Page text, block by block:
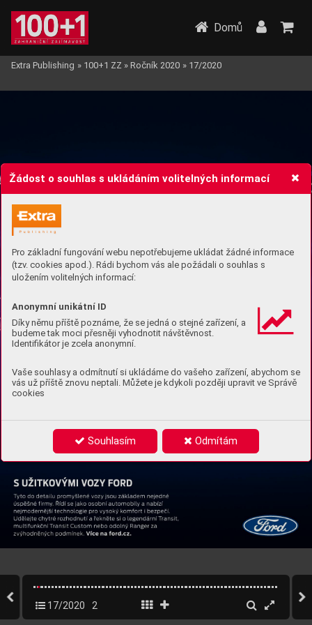
Žádost o souhlas s ukládáním volitelných informací
Pro základní fungování webu nepotřebujeme ukládat žádné informace
(tzv. cookies apod.). Rádi bychom vás ale požádali o souhlas s
uložením volitelných informací:
Anonymní unikátní ID
Díky němu příště poznáme, že se jedná o stejné zařízení, a
budeme tak moci přesněji vyhodnotit návštěvnost.
Identifikátor je zcela anonymní.
Vaše souhlasy a odmítnutí si ukládáme do vašeho zařízení, abychom se
vás už příště znovu neptali. Můžete je kdykoli později upravit ve Správě
cookies
Souhlasím Odmítám
Domů
Extra Publishing » 100+1 ZZ » Ročník 2020 » 17/2020
17/2020 2